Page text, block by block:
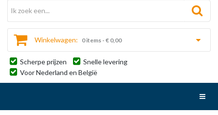
Winkelwagen: 0 items - € 0,00
Scherpe prijzen
Snelle levering
Voor Nederland en België